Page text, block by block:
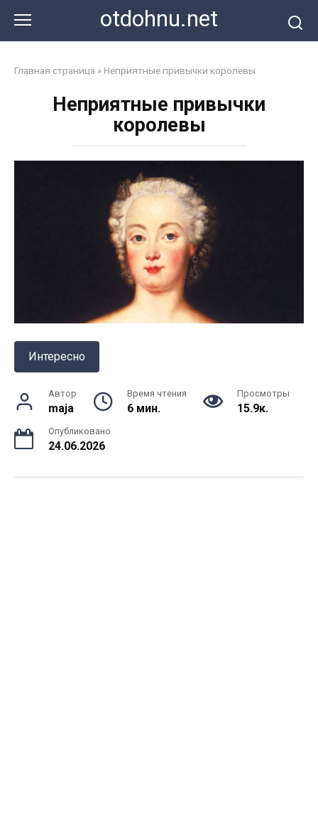
контенту
otdohnu.net
Главная страница » Неприятные привычки королевы
Неприятные привычки
королевы
Интересно
Автор
maja
Время чтения
6 мин.
Просмотры
15.9к.
Опубликовано
24.06.2026